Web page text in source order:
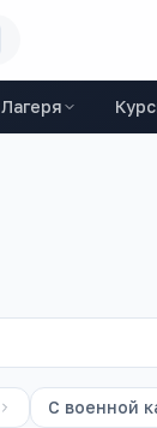
Лагеря
С военной